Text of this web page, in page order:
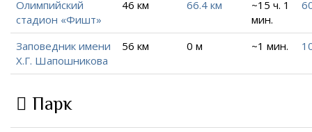
Олимпийский
стадион «Фишт»
46 км 66.4 км
~15 ч. 1
мин.
Заповедник имени
Х.Г. Шапошникова
56 км 0 м ~1 мин.
Парк